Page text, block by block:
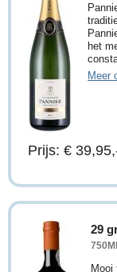
het
Meer
Prijs: €
29
Mooi